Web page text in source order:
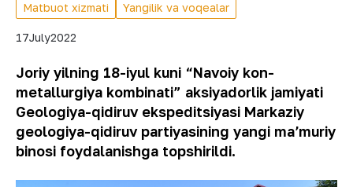
Matbuot xizmati Yangilik va voqealar
17July2022
Joriy yilning 18-iyul kuni “Navoiy kon-
metallurgiya kombinati” aksiyadorlik jamiyati
Geologiya-qidiruv ekspeditsiyasi Markaziy
geologiya-qidiruv partiyasining yangi maʼmuriy
binosi foydalanishga topshirildi.